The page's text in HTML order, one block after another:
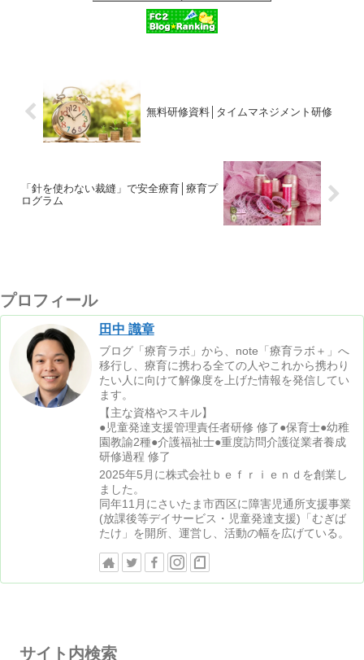
無料研修資料│タイムマネジメント研修
「針を使わない裁縫」で安全療育│療育プ
ログラム
プロフィール
田中 識章
ブログ「療育ラボ」から、note「療育ラボ＋」へ
移行し、療育に携わる全ての人やこれから携わり
たい人に向けて解像度を上げた情報を発信してい
ます。
【主な資格やスキル】
●児童発達支援管理責任者研修 修了●保育士●幼稚
園教諭2種●介護福祉士●重度訪問介護従業者養成
研修過程 修了
2025年5月に株式会社ｂｅｆｒｉｅｎｄを創業し
ました。
同年11月にさいたま市西区に障害児通所支援事業
(放課後等デイサービス・児童発達支援)「むぎば
たけ」を開所、運営し、活動の幅を広げている。
サイト内検索